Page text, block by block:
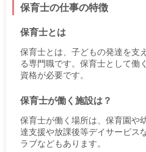
保育士の仕事の特徴
保育士とは
保育士とは、子どもの発達を支
る専門職です。保育士として働
資格が必要です。
保育士が働く施設は？
保育士が働く場所は、保育園や
達支援や放課後等デイサービス
ラブなどもあります。